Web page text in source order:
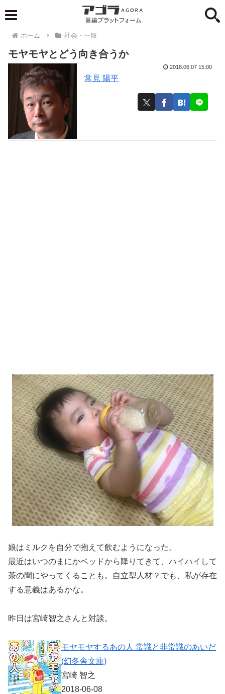
ホーム 社会・一般
モヤモヤとどう向き合うか
常見 陽平
2018.06.07 15:00
娘はミルクを自分で抱えて飲むようになった。
最近はいつのまにかベッドから降りてきて、ハイハイして
茶の間にやってくることも。自立型人材？でも、私が存在
する意義はあるかな。
昨日は宮崎智之さんと対談。
モヤモヤするあの人 常識と非常識のあいだ
(幻冬舎文庫)
宮崎 智之
2018-06-08